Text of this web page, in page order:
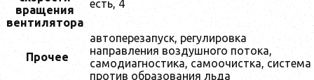
вращения
вентилятора
есть, 4
Прочее
автоперезапуск, регулировка
направления воздушного потока,
самодиагностика, самоочистка, система
против образования льда